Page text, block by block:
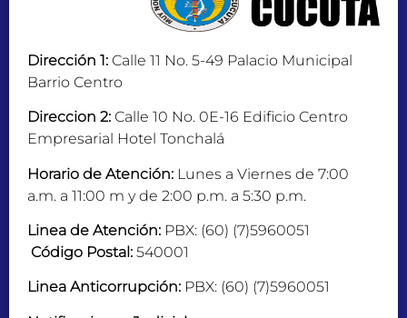
Dirección 1: Calle 11 No. 5-49 Palacio Municipal
Barrio Centro
Direccion 2: Calle 10 No. 0E-16 Edificio Centro
Empresarial Hotel Tonchalá
Horario de Atención: Lunes a Viernes de 7:00
a.m. a 11:00 m y de 2:00 p.m. a 5:30 p.m.
Linea de Atención: PBX: (60) (7)5960051
Código Postal: 540001
Linea Anticorrupción: PBX: (60) (7)5960051